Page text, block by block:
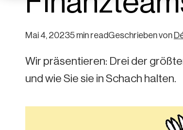
Mai 4, 20235 min readGeschrieben von
Wir präsentieren: Drei der
und wie Sie sie in Schach halten.